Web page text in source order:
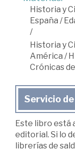
Historia y
España /
/
Historia y
América /
Crónicas
Servicio
Este libro está
editorial. Si lo
librerías de